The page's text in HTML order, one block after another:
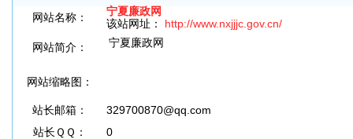
网站名称：
宁夏廉政网
该站网址： http://www.nxjjjc.gov.cn/
网站简介：
宁夏廉政网
网站缩略图：
站长邮箱：
329700870@qq.com
站长ＱＱ：
0